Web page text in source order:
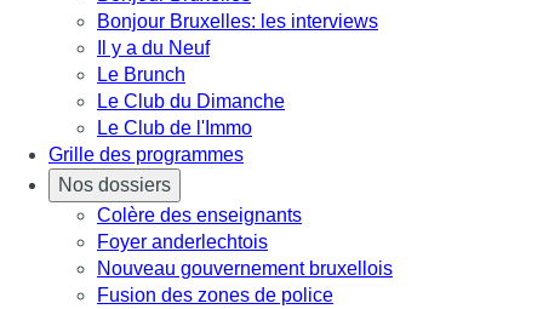
Bonjour Bruxelles: les interviews
Il y a du Neuf
Le Brunch
Le Club du Dimanche
Le Club de l'Immo
Grille des programmes
Nos dossiers
Colère des enseignants
Foyer anderlechtois
Nouveau gouvernement bruxellois
Fusion des zones de police